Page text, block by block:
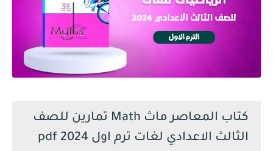
كتاب المعاصر ماث Math تمارين للصف
الثالث الاعدادي لغات ترم اول 2024 pdf